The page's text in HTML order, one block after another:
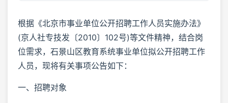
根据《北京市事业单位公开招聘工作人员实施办法》
(京人社专技发〔2010〕102号)等文件精神，结合岗
位需求，石景山区教育系统事业单位拟公开招聘工作
人员，现将有关事项公告如下：
一、招聘对象